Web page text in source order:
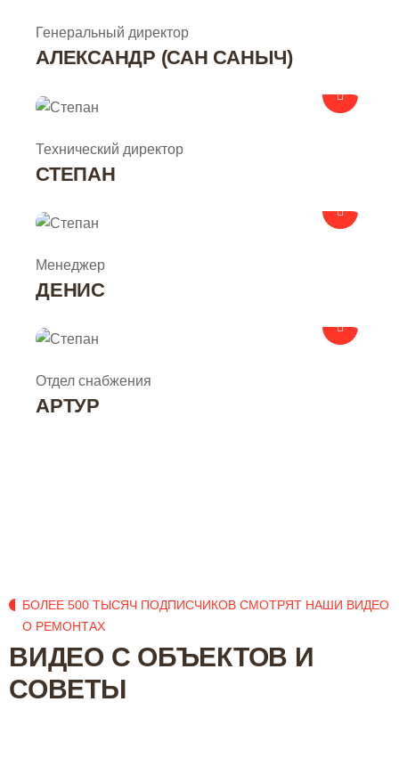
Генеральный директор
АЛЕКСАНДР (САН САНЫЧ)
Степан ремонтирует квартиры в городе Санкт-Петербург
Технический директор
СТЕПАН
Денис ремонтирует квартиры в городе Санкт-Петербург
Менеджер
ДЕНИС
Артур ремонтирует квартиры в городе Санкт-Петербург
Отдел снабжения
АРТУР
БОЛЕЕ 500 ТЫСЯЧ ПОДПИСЧИКОВ СМОТРЯТ НАШИ ВИДЕО
О РЕМОНТАХ
ВИДЕО С ОБЪЕКТОВ И
СОВЕТЫ